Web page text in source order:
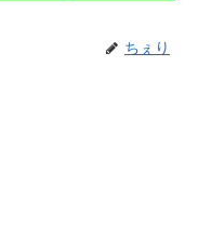
ちぇり